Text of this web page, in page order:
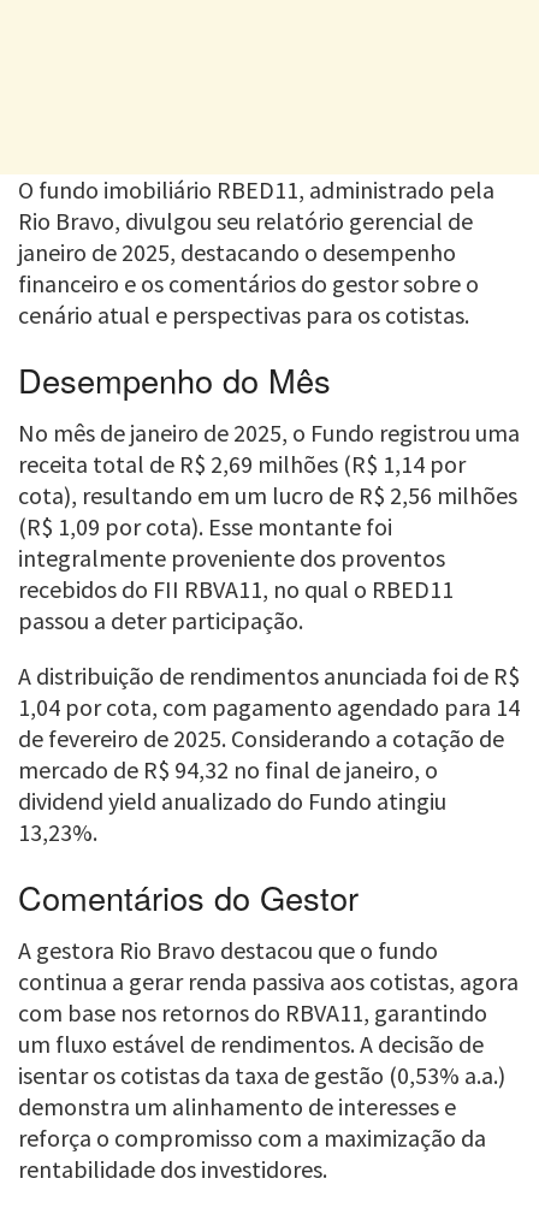
O fundo imobiliário RBED11, administrado pela
Rio Bravo, divulgou seu relatório gerencial de
janeiro de 2025, destacando o desempenho
financeiro e os comentários do gestor sobre o
cenário atual e perspectivas para os cotistas.
Desempenho do Mês
No mês de janeiro de 2025, o Fundo registrou uma
receita total de R$ 2,69 milhões (R$ 1,14 por
cota), resultando em um lucro de R$ 2,56 milhões
(R$ 1,09 por cota). Esse montante foi
integralmente proveniente dos proventos
recebidos do FII RBVA11, no qual o RBED11
passou a deter participação.
A distribuição de rendimentos anunciada foi de R$
1,04 por cota, com pagamento agendado para 14
de fevereiro de 2025. Considerando a cotação de
mercado de R$ 94,32 no final de janeiro, o
dividend yield anualizado do Fundo atingiu
13,23%.
Comentários do Gestor
A gestora Rio Bravo destacou que o fundo
continua a gerar renda passiva aos cotistas, agora
com base nos retornos do RBVA11, garantindo
um fluxo estável de rendimentos. A decisão de
isentar os cotistas da taxa de gestão (0,53% a.a.)
demonstra um alinhamento de interesses e
reforça o compromisso com a maximização da
rentabilidade dos investidores.